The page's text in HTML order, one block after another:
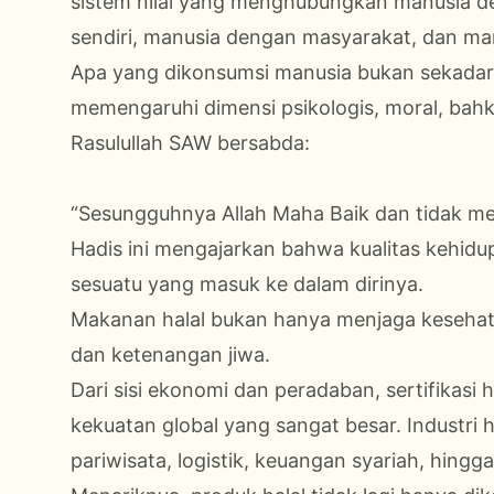
sendiri, manusia dengan masyarakat, dan
Apa yang dikonsumsi manusia bukan
memengaruhi dimensi psikologis, moral,
Rasulullah SAW bersabda:
“Sesungguhnya Allah Maha Baik dan tidak
Hadis ini mengajarkan bahwa kualitas
sesuatu yang masuk ke dalam dirinya.
Makanan halal bukan hanya menjaga
dan ketenangan jiwa.
Dari sisi ekonomi dan peradaban, sertifikasi
kekuatan global yang sangat besar. Industri
pariwisata, logistik, keuangan syariah,